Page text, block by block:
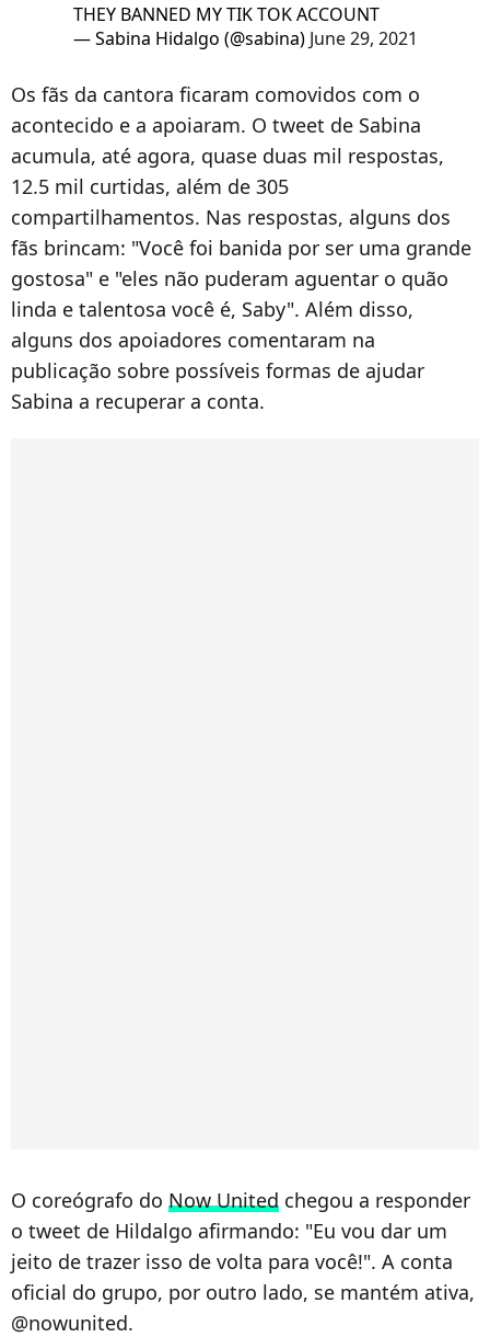
THEY BANNED MY TIK TOK ACCOUNT
— Sabina Hidalgo (@sabina) June 29, 2021
Os fãs da cantora ficaram comovidos com o
acontecido e a apoiaram. O tweet de Sabina
acumula, até agora, quase duas mil respostas,
12.5 mil curtidas, além de 305
compartilhamentos. Nas respostas, alguns dos
fãs brincam: "Você foi banida por ser uma grande
gostosa" e "eles não puderam aguentar o quão
linda e talentosa você é, Saby". Além disso,
alguns dos apoiadores comentaram na
publicação sobre possíveis formas de ajudar
Sabina a recuperar a conta.
O coreógrafo do Now United chegou a responder
o tweet de Hildalgo afirmando: "Eu vou dar um
jeito de trazer isso de volta para você!". A conta
oficial do grupo, por outro lado, se mantém ativa,
@nowunited.